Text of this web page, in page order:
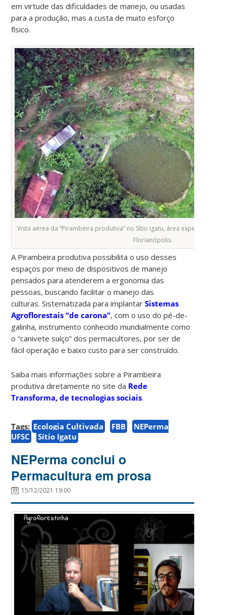
em virtude das dificuldades de manejo, ou usadas
para a produção, mas a custa de muito esforço
físico.
Vista aérea da “Pirambeira produtiva” no Sítio Igatu, área experimental
Florianópolis.
A Pirambeira produtiva possibilita o uso desses
espaços por meio de dispositivos de manejo
pensados para atenderem a ergonomia das
pessoas, buscando facilitar o manejo das
culturas. Sistematizada para implantarSistemas
Agroflorestais “de carona”, com o uso do pé-de-
galinha, instrumento conhecido mundialmente como
o “canivete suíço” dos permacultores, por ser de
fácil operação e baixo custo para ser construído.
Saiba mais informações sobre a Pirambeira
produtiva diretamente no site da Rede
Transforma, de tecnologias sociais.
Tags: Ecologia Cultivada FBB
NEPerma
UFSC
Sítio Igatu
NEPerma conclui o
Permacultura em prosa
15/12/2021 19:00